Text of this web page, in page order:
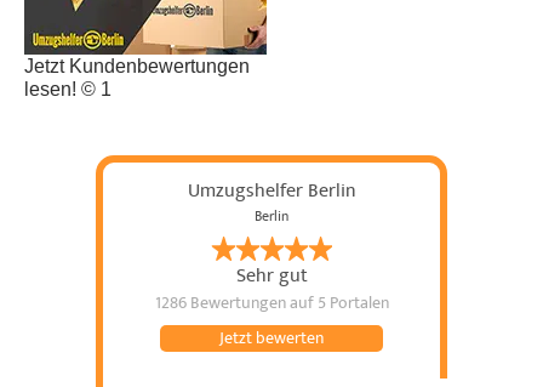
Jetzt Kundenbewertungen
lesen! © 1
Umzugshelfer Berlin
Berlin
Sehr gut
1286 Bewertungenauf 5 Portalen
Jetzt bewerten